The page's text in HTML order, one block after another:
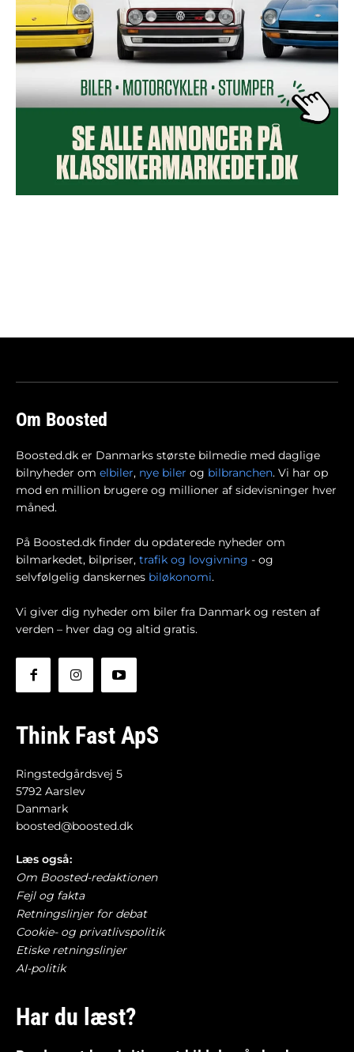
Om Boosted
Boosted.dk er Danmarks største bilmedie med daglige
bilnyheder om elbiler, nye biler og bilbranchen. Vi har op
mod en million brugere og millioner af sidevisninger hver
måned.
På Boosted.dk finder du opdaterede nyheder om
bilmarkedet, bilpriser, trafik og lovgivning - og
selvfølgelig danskernes biløkonomi.
Vi giver dig nyheder om biler fra Danmark og resten af
verden – hver dag og altid gratis.
Think Fast ApS
Ringstedgårdsvej 5
5792 Aarslev
Danmark
boosted@boosted.dk
Læs også:
Om Boosted-redaktionen
Fejl og fakta
Retningslinjer for debat
Cookie- og privatlivspolitik
Etiske retningslinjer
AI-politik
Har du læst?